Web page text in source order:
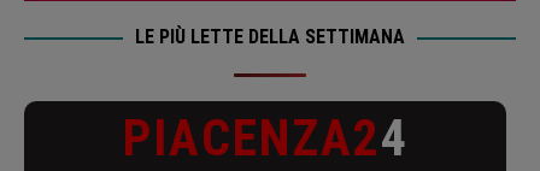
LE PIÙ LETTE DELLA SETTIMANA
PIACENZA24